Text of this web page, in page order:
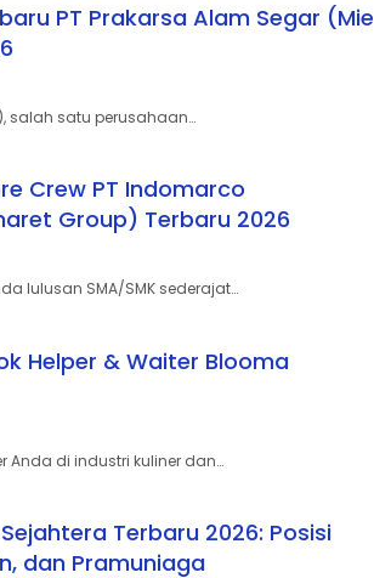
PT Prakarsa Alam Segar (Mie
salah satu perusahaan…
Crew PT Indomarco
Group) Terbaru 2026
lulusan SMA/SMK sederajat…
Helper & Waiter Blooma
Anda di industri kuliner dan…
Terbaru 2026: Posisi
dan Pramuniaga